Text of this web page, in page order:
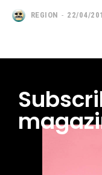
REGION - 22/04/